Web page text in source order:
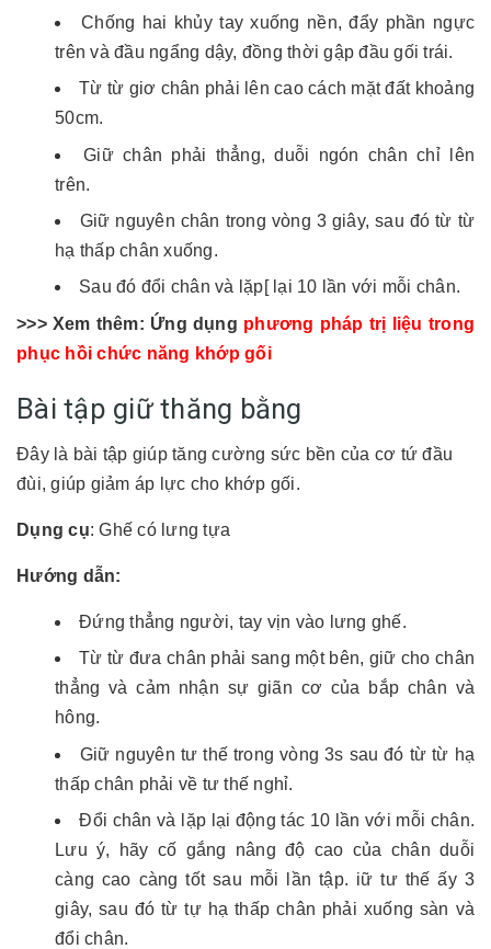
Chống hai khủy tay xuống nền, đẩy phần ngực
trên và đầu ngẩng dậy, đồng thời gập đầu gối trái.
Từ từ giơ chân phải lên cao cách mặt đất khoảng
50cm.
Giữ chân phải thẳng, duỗi ngón chân chỉ lên
trên.
Giữ nguyên chân trong vòng 3 giây, sau đó từ từ
hạ thấp chân xuống.
Sau đó đổi chân và lặp[ lại 10 lần với mỗi chân.
>>> Xem thêm: Ứng dụng phương pháp trị liệu trong
phục hồi chức năng khớp gối
Bài tập giữ thăng bằng
Đây là bài tập giúp tăng cường sức bền của cơ tứ đầu
đùi, giúp giảm áp lực cho khớp gối.
Dụng cụ: Ghế có lưng tựa
Hướng dẫn:
Đứng thẳng người, tay vịn vào lưng ghế.
Từ từ đưa chân phải sang một bên, giữ cho chân
thẳng và cảm nhận sự giãn cơ của bắp chân và
hông.
Giữ nguyên tư thế trong vòng 3s sau đó từ từ hạ
thấp chân phải về tư thế nghỉ.
Đổi chân và lặp lại động tác 10 lần với mỗi chân.
Lưu ý, hãy cố gắng nâng độ cao của chân duỗi
càng cao càng tốt sau mỗi lần tập. iữ tư thế ấy 3
giây, sau đó từ tự hạ thấp chân phải xuống sàn và
đổi chân.